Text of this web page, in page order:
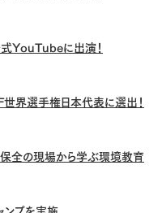
YouTubeに出演！
世界選手権日本代表に選出！
保全の現場から学ぶ環境教育